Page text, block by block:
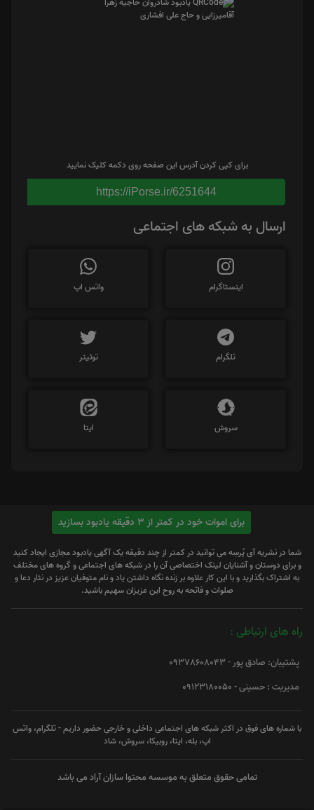
برای کپی کردن آدرس این صفحه روی دکمه کلیک نمایید
https://iPorse.ir/6251644
ارسال به شبکه های اجتماعی
اینستاگرام واتس اپ
تلگرام توئیتر
سروش ایتا
برای اموات خود در کمتر از 3 دقیقه یادبود بسازید
شما در نشریه آی پُرسِه می توانید در کمتر از چند دقیقه یک آگهی یادبود مجازی ایجاد کنید
و برای دوستان و آشنایان لینک اختصاصی آن را در شبکه های اجتماعی و گروه های مختلف
به اشتراک بگذارید و با این کار علاوه بر زنده نگاه داشتن یاد و نام متوفیان عزیز در نثار دعا و
صلوات و فاتحه به روح این عزیزان سهیم باشید.
راه های ارتباطی :
پشتیبان: صادق پور - 09378608043
مدیریت : حسینی - 09123180050
با شماره های فوق در اکثر شبکه های اجتماعی داخلی و خارجی حضور داریم - تلگرام، واتس
اپ، بله، ایتا، روبیکا، سروش، شاد
تمامی حقوق متعلق به موسسه محتوا سازان آراد می باشد